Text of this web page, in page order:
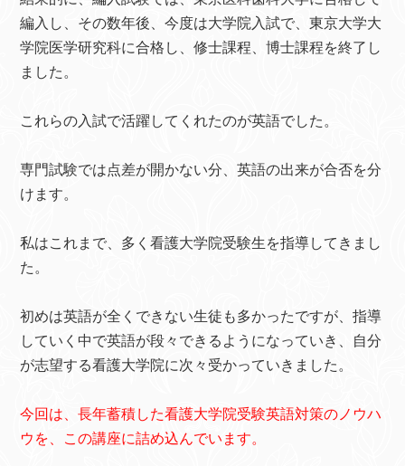
編入し、その数年後、今度は大学院入試で、東京大学大
学院医学研究科に合格し、修士課程、博士課程を終了し
ました。
これらの入試で活躍してくれたのが英語でした。
専門試験では点差が開かない分、英語の出来が合否を分
けます。
私はこれまで、多く看護大学院受験生を指導してきまし
た。
初めは英語が全くできない生徒も多かったですが、指導
していく中で英語が段々できるようになっていき、自分
が志望する看護大学院に次々受かっていきました。
今回は、長年蓄積した看護大学院受験英語対策のノウハ
ウを、この講座に詰め込んでいます。